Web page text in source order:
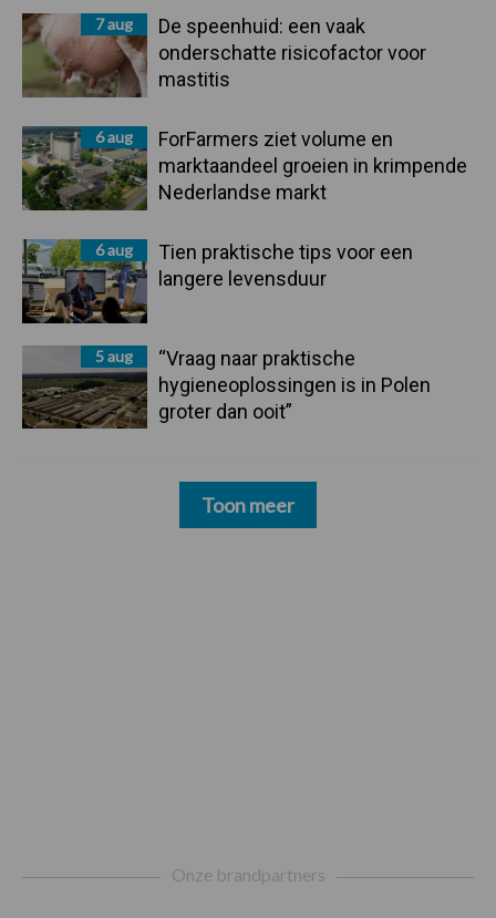
7 aug
De speenhuid: een vaak
onderschatte risicofactor voor
mastitis
6 aug
ForFarmers ziet volume en
marktaandeel groeien in krimpende
Nederlandse markt
6 aug
Tien praktische tips voor een
langere levensduur
5 aug
“Vraag naar praktische
hygieneoplossingen is in Polen
groter dan ooit”
Toon meer
Onze brandpartners